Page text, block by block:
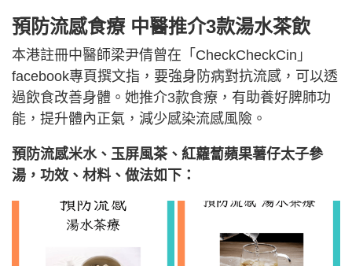
預防流感食療 中醫推介3款湯水茶飲
本港註冊中醫師梁尹倩曾在「CheckCheckCin」
facebook專頁撰文指，要強身防病對抗流感，可以透
過飲食改善身體。她推介3款食療，有助養好脾肺功
能，提升體內正氣，減少感染流感風險。
預防流感米水、玉屏風茶、紅蘿蔔蘋果薯仔太子參
湯，功效、材料、做法如下：